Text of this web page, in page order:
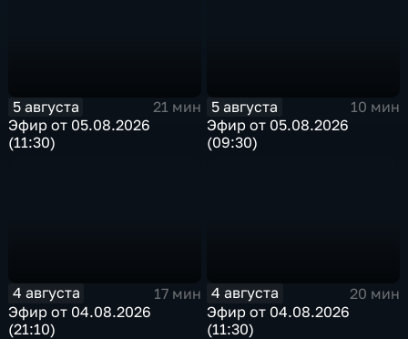
5 августа
21 мин
Эфир от 05.08.2026
(11:30)
5 августа
10 мин
Эфир от 05.08.2026
(09:30)
4 августа
17 мин
Эфир от 04.08.2026
(21:10)
4 августа
20 мин
Эфир от 04.08.2026
(11:30)